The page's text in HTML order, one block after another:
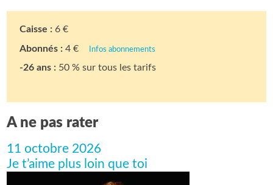
Caisse : 6 €
Abonnés : 4 € Infos abonnements
-26 ans : 50 % sur tous les tarifs
A ne pas rater
11 octobre 2026
Je t’aime plus loin que toi